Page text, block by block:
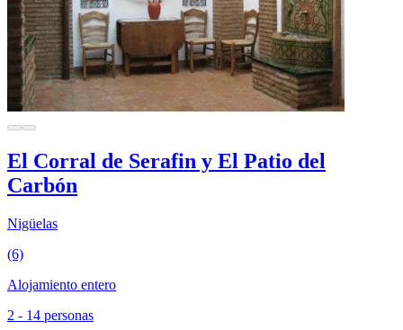
El Corral de Serafin y El Patio del
Carbón
Nigüelas
(6)
Alojamiento entero
2 - 14 personas